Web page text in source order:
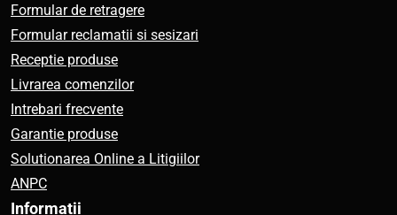
Formular de retragere
Formular reclamatii si sesizari
Receptie produse
Livrarea comenzilor
Intrebari frecvente
Garantie produse
Solutionarea Online a Litigiilor
ANPC
Informatii